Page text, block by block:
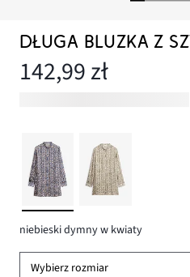
DŁUGA BLUZKA Z
142,99 zł
niebieski dymny w kwiaty
Wybierz rozmiar